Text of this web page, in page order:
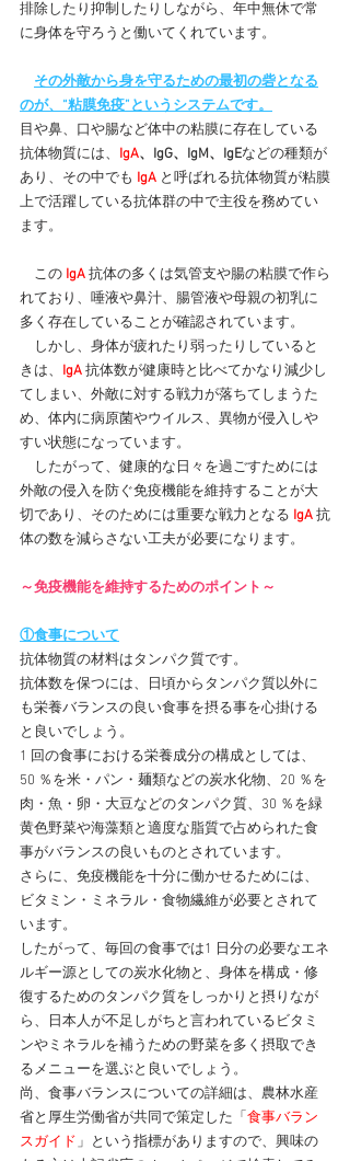
排除したり抑制したりしながら、年中無休で常
に身体を守ろうと働いてくれています。
その外敵から身を守るための最初の砦となる
のが、“粘膜免疫”というシステムです。
目や鼻、口や腸など体中の粘膜に存在している
抗体物質には、 IgA、IgG、IgM、IgEなどの種類が
あり、その中でも IgA と呼ばれる抗体物質が粘膜
上で活躍している抗体群の中で主役を務めてい
ます。
この IgA抗体の多くは気管支や腸の粘膜で作ら
れており、唾液や鼻汁、腸管液や母親の初乳に
多く存在していることが確認されています。
しかし、身体が疲れたり弱ったりしていると
きは、 IgA抗体数が健康時と比べてかなり減少し
てしまい、外敵に対する戦力が落ちてしまうた
め、体内に病原菌やウイルス、異物が侵入しや
すい状態になっています。
したがって、健康的な日々を過ごすためには
外敵の侵入を防ぐ免疫機能を維持することが大
切であり、そのためには重要な戦力となる IgA抗
体の数を減らさない工夫が必要になります。
～免疫機能を維持するためのポイント～
①食事について
抗体物質の材料はタンパク質です。
抗体数を保つには、日頃からタンパク質以外に
も栄養バランスの良い食事を摂る事を心掛ける
と良いでしょう。
1 回の食事における栄養成分の構成としては、
50 ％を米・パン・麺類などの炭水化物、20 ％を
肉・魚・卵・大豆などのタンパク質、30 ％を緑
黄色野菜や海藻類と適度な脂質で占められた食
事がバランスの良いものとされています。
さらに、免疫機能を十分に働かせるためには、
ビタミン・ミネラル・食物繊維が必要とされて
います。
したがって、毎回の食事では1 日分の必要なエネ
ルギー源としての炭水化物と、身体を構成・修
復するためのタンパク質をしっかりと摂りなが
ら、日本人が不足しがちと言われているビタミ
ンやミネラルを補うための野菜を多く摂取でき
るメニューを選ぶと良いでしょう。
尚、食事バランスについての詳細は、農林水産
省と厚生労働省が共同で策定した「 食事バラン
スガイド」という指標がありますので、興味の